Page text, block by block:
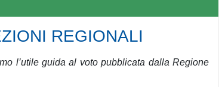
REGIONALI
l’utile guida al voto pubblicata dalla Regione